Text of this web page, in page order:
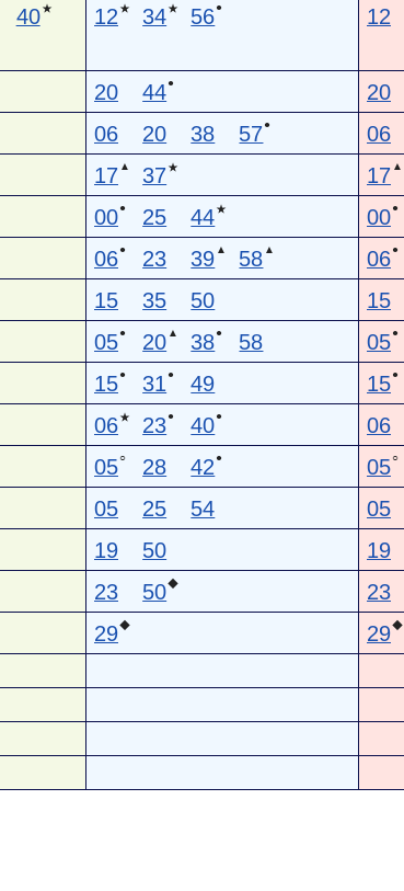
40 ★ 12 ★ 34★ 56● 12
20 44● 20
06 20 38 57● 06
17 ▲ 37★ 17 ▲
00● 25 44★ 00●
06● 23 39 ▲ 58 ▲ 06●
15 35 50 15
05● 20 ▲ 38● 58 05●
15● 31 ● 49 15●
06★ 23● 40● 06
05○ 28 42 ● 05○
05 25 54 05
19 50 19
23 50◆ 23
29◆ 29◆